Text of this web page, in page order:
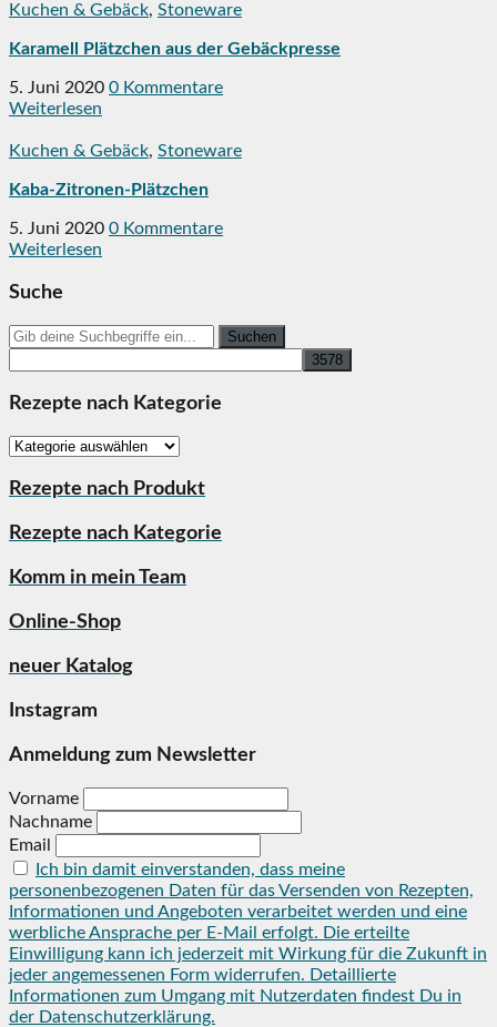
Kuchen & Gebäck, Stoneware
Karamell Plätzchen aus der Gebäckpresse
5. Juni 2020 0 Kommentare
Weiterlesen
Kuchen & Gebäck, Stoneware
Kaba-Zitronen-Plätzchen
5. Juni 2020 0 Kommentare
Weiterlesen
Suche
Search
for:
Rezepte nach Kategorie
Rezepte
Kategorie
Rezepte nach Produkt
Rezepte nach Kategorie
Komm in mein Team
Online-Shop
neuer Katalog
Instagram
Anmeldung zum Newsletter
Vorname
Nachname
Email
Ich bin damit einverstanden, dass meine
personenbezogenen Daten für das Versenden von Rezepten,
Informationen und Angeboten verarbeitet werden und eine
werbliche Ansprache per E-Mail erfolgt. Die erteilte
Einwilligung kann ich jederzeit mit Wirkung für die Zukunft in
jeder angemessenen Form widerrufen. Detaillierte
Informationen zum Umgang mit Nutzerdaten findest Du in
der Datenschutzerklärung.